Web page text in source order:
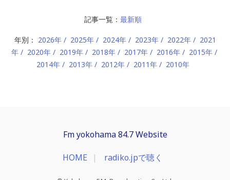
記事一覧： 最新順
年別： 2026年 2025年 2024年 2023年 2022年
2021
年
2020年 2019年 2018年 2017年 2016年
2015年
2014年
2013年 2012年 2011年 2010年
Fm yokohama 84.7 Website
HOME radiko.jpで聴く